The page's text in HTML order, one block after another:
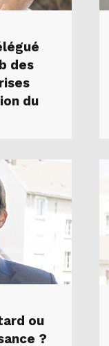
des
du
ou
?